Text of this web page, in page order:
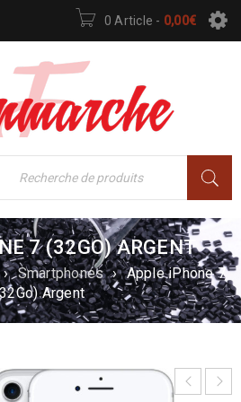
0 Article - 0,00€
7 (32GO) ARGENT
› Smartphones › Apple iPhone 7
Argent